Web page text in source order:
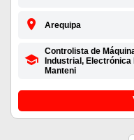
Arequipa
Controlista de
Industrial,
Manteni